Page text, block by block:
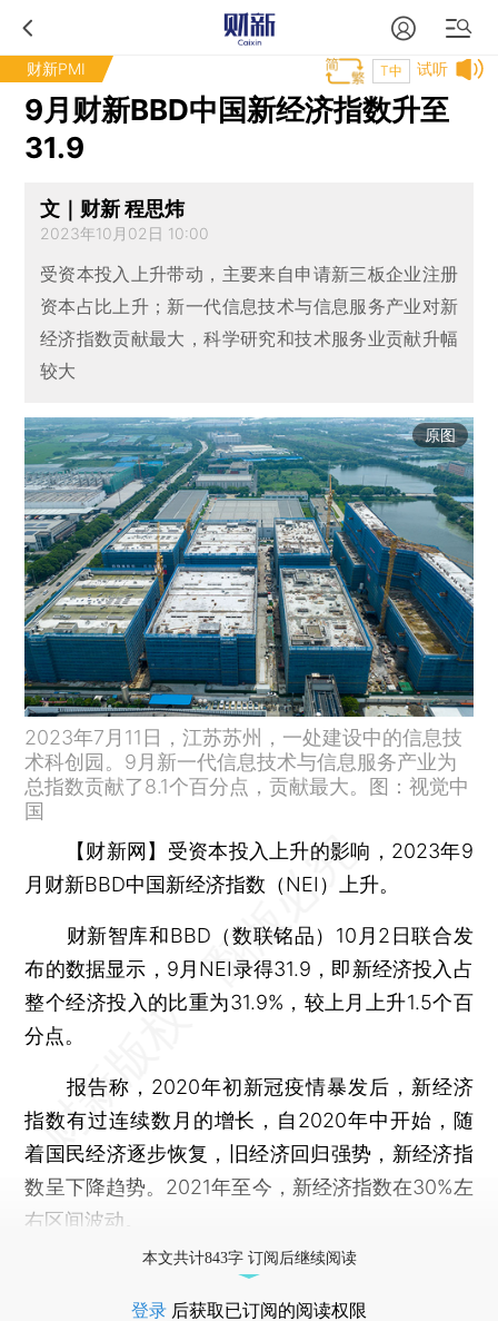
财新PMI 试听
T中
9月财新BBD中国新经济指数升至
31.9
文｜财新 程思炜
2023年10月02日 10:00
受资本投入上升带动，主要来自申请新三板企业注册
资本占比上升；新一代信息技术与信息服务产业对新
经济指数贡献最大，科学研究和技术服务业贡献升幅
较大
原图
2023年7月11日，江苏苏州，一处建设中的信息技
术科创园。9月新一代信息技术与信息服务产业为
总指数贡献了8.1个百分点，贡献最大。图：视觉中
国
【财新网】 受资本投入上升的影响，2023年9
月财新BBD中国新经济指数（NEI）上升。
财新智库和BBD（数联铭品）10月2日联合发
布的数据显示，9月NEI录得31.9，即新经济投入占
整个经济投入的比重为31.9%，较上月上升1.5个百
分点。
报告称，2020年初新冠疫情暴发后，新经济
指数有过连续数月的增长，自2020年中开始，随
着国民经济逐步恢复，旧经济回归强势，新经济指
数呈下降趋势。2021年至今，新经济指数在30%左
右区间波动。
本文共计843字 订阅后继续阅读
登录 后获取已订阅的阅读权限